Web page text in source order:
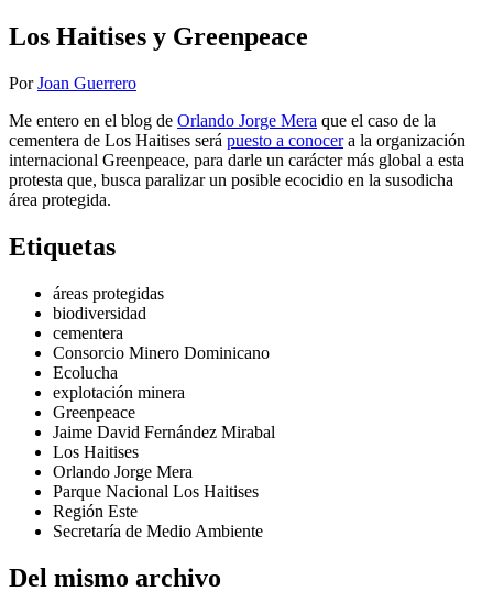
Los Haitises y Greenpeace
PorJoan Guerrero
Me entero en el blog de Orlando Jorge Mera que el caso de la
cementera de Los Haitises será puesto a conocera la organización
internacional Greenpeace, para darle un carácter más global a esta
protesta que, busca paralizar un posible ecocidio en la susodicha
área protegida.
Etiquetas
áreas protegidas
biodiversidad
cementera
Consorcio Minero Dominicano
Ecolucha
explotación minera
Greenpeace
Jaime David Fernández Mirabal
Los Haitises
Orlando Jorge Mera
Parque Nacional Los Haitises
Región Este
Secretaría de Medio Ambiente
Del mismo archivo